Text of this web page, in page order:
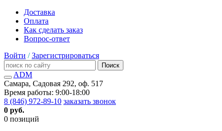
Доставка
Оплата
Как сделать заказ
Вопрос-ответ
Войти / Зарегистрироваться
Поиск
ADM
Самара, Садовая 292, оф. 517
Время работы: 9:00-18:00
8 (846) 972-89-10 заказать звонок
0 руб.
0 позиций